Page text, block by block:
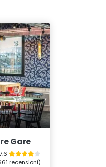
Gare
recensioni)